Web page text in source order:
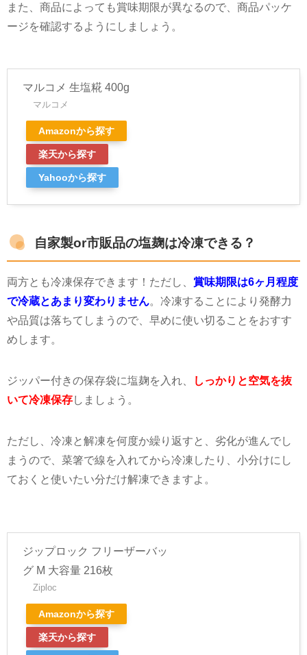
また、商品によっても賞味期限が異なるので、商品パッケ
ージを確認するようにしましょう。
マルコメ 生塩糀 400g
マルコメ
Amazonから探す
楽天から探す
Yahooから探す
自家製or市販品の塩麹は冷凍できる？
両方とも冷凍保存できます！ただし、 賞味期限は6ヶ月程度
で冷蔵とあまり変わりません。冷凍することにより発酵力
や品質は落ちてしまうので、早めに使い切ることをおすす
めします。
ジッパー付きの保存袋に塩麹を入れ、
しっかりと空気を抜
いて冷凍保存しましょう。
ただし、冷凍と解凍を何度か繰り返すと、劣化が進んでし
まうので、菜箸で線を入れてから冷凍したり、小分けにし
ておくと使いたい分だけ解凍できますよ。
ジップロック フリーザーバッ
グ M 大容量 216枚
Ziploc
Amazonから探す
楽天から探す